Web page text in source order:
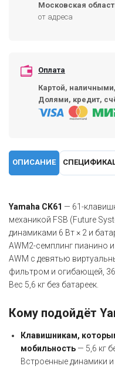
Московская
от адреса
Оплата
Картой,
Долями, кредит,
ОПИСАНИЕ
Yamaha CK61 — 61-
механикой FSB (Future
динамиками 6 Вт × 2 и
AWM2-семплинг пианино
AWM с девятью
фильтром и огибающей,
Вес 5,6 кг без батареек.
Кому подойдёт
Клавишникам,
мобильность — 5,6 кг
Встроенные динамики